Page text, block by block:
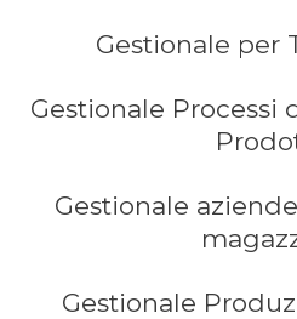
Gestionale per
Gestionale Processi
Gestionale
Gestionale